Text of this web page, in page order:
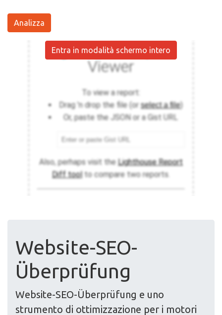
Analizza
Entra in modalità schermo intero
Website-SEO-
Überprüfung
Website-SEO-Überprüfung e uno
strumento di ottimizzazione per i motori